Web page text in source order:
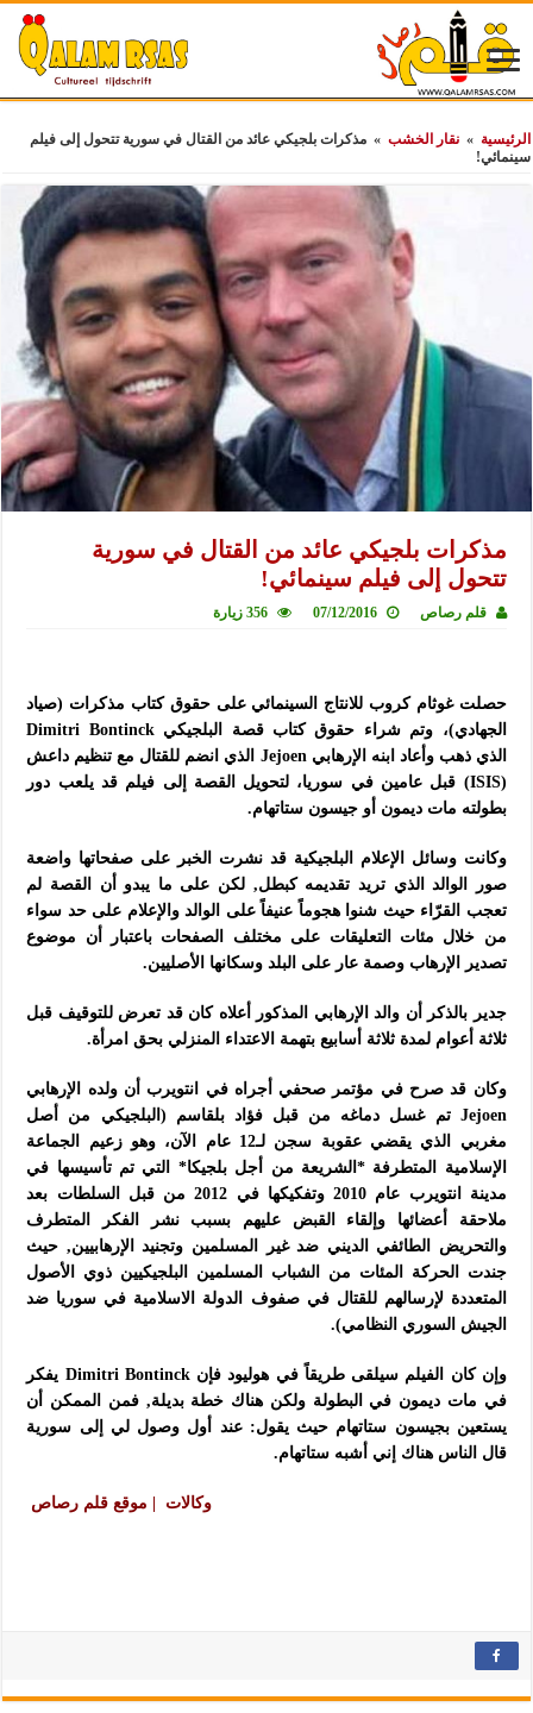
الرئيسية » نقار الخشب » مذكرات بلجيكي عائد من القتال في سورية تتحول إلى فيلم
سينمائي!
مذكرات بلجيكي عائد من القتال في سورية
تتحول إلى فيلم سينمائي!
قلم رصاص 07/12/2016 356 زيارة
حصلت غوثام كروب للانتاج السينمائي على حقوق كتاب مذكرات (صياد
الجهادي)، وتم شراء حقوق كتاب قصة البلجيكي Dimitri Bontinck
الذي ذهب وأعاد ابنه الإرهابي Jejoen الذي انضم للقتال مع تنظيم داعش
(ISIS) قبل عامين في سوريا، لتحويل القصة إلى فيلم قد يلعب دور
بطولته مات ديمون أو جيسون ستاتهام.
وكانت وسائل الإعلام البلجيكية قد نشرت الخبر على صفحاتها واضعة
صور الوالد الذي تريد تقديمه كبطل, لكن على ما يبدو أن القصة لم
تعجب القرّاء حيث شنوا هجوماً عنيفاً على الوالد والإعلام على حد سواء
من خلال مئات التعليقات على مختلف الصفحات باعتبار أن موضوع
تصدير الإرهاب وصمة عار على البلد وسكانها الأصليين.
جدير بالذكر أن والد الإرهابي المذكور أعلاه كان قد تعرض للتوقيف قبل
ثلاثة أعوام لمدة ثلاثة أسابيع بتهمة الاعتداء المنزلي بحق امرأة.
وكان قد صرح في مؤتمر صحفي أجراه في انتويرب أن ولده الإرهابي
Jejoen تم غسل دماغه من قبل فؤاد بلقاسم (البلجيكي من أصل
مغربي الذي يقضي عقوبة سجن لـ12 عام الآن، وهو زعيم الجماعة
الإسلامية المتطرفة *الشريعة من أجل بلجيكا* التي تم تأسيسها في
مدينة انتويرب عام 2010 وتفكيكها في 2012 من قبل السلطات بعد
ملاحقة أعضائها وإلقاء القبض عليهم بسبب نشر الفكر المتطرف
والتحريض الطائفي الديني ضد غير المسلمين وتجنيد الإرهابيين, حيث
جندت الحركة المئات من الشباب المسلمين البلجيكيين ذوي الأصول
المتعددة لإرسالهم للقتال في صفوف الدولة الاسلامية في سوريا ضد
الجيش السوري النظامي).
وإن كان الفيلم سيلقى طريقاً في هوليود فإن Dimitri Bontinck يفكر
في مات ديمون في البطولة ولكن هناك خطة بديلة, فمن الممكن أن
يستعين بجيسون ستاتهام حيث يقول: عند أول وصول لي إلى سورية
قال الناس هناك إني أشبه ستاتهام.
وكالات | موقع قلم رصاص